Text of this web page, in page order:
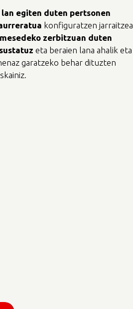
lan egiten duten pertsonen
konfiguratzen jarraitzea,
mesedeko zerbitzuan duten
sustatuz eta beraien lana ahalik eta
garatzeko behar dituzten